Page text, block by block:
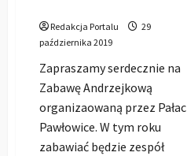
Redakcja Portalu
29
października 2019
Zapraszamy serdecznie na
Zabawę Andrzejkową
organizaowaną przez Pałac
Pawłowice. W tym roku
zabawiać będzie zespół